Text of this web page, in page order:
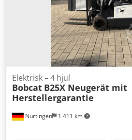
Nürtingen 1 411 km
Elektrisk – 4 hjul
Bobcat B25X Neugerät mit
Herstellergarantie